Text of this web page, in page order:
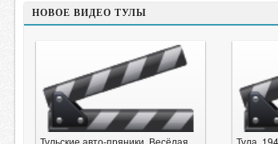
НОВОЕ ВИДЕО ТУЛЫ
Тульские авто-пряники. Весёлая Тула.